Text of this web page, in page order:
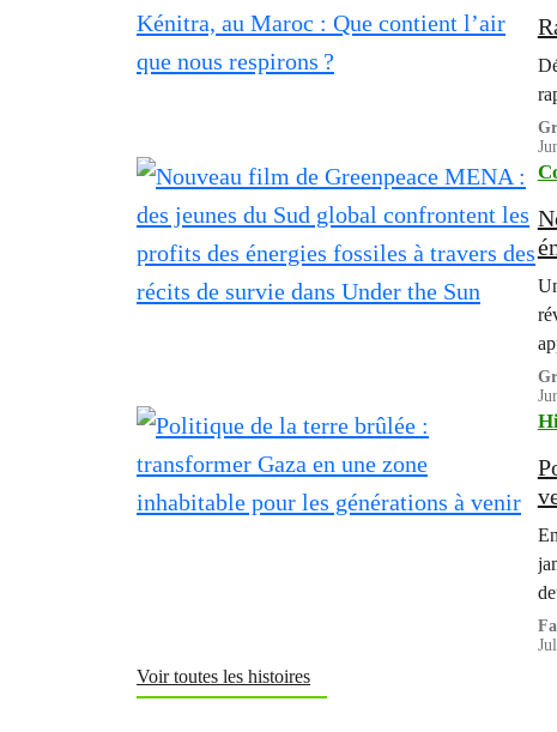
Voir toutes les histoires